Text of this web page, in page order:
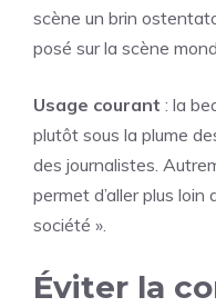
scène un brin
posé sur la scène
Usage courant : la
plutôt sous la plume
des journalistes.
permet d’aller plus
société ».
Éviter la